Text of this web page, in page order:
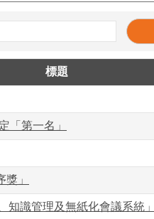
標題
「第一名」
」
知識管理及無紙化會議系統